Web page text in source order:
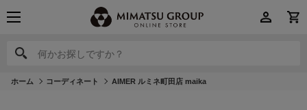
何かお探しですか？
何かお探しですか？
ホーム コーディネート AIMER ルミネ町田店 maika